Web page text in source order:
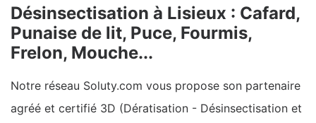
Désinsectisation à Lisieux : Cafard,
Punaise de lit, Puce, Fourmis,
Frelon, Mouche...
Notre réseau Soluty.com vous propose son partenaire
agréé et certifié 3D (Dératisation - Désinsectisation et